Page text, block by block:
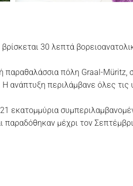
30 λεπτά
πόλη Graal-Müritz,
ανάπτυξη περιλάμβανε όλες
εκατομμύρια
μέχρι τον